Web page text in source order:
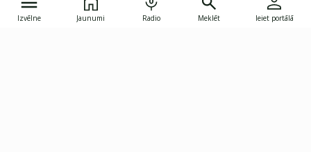
Izvēlne Jaunumi Radio Meklēt Ieiet portālā